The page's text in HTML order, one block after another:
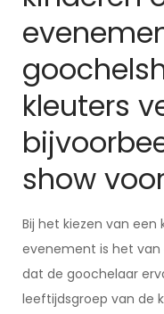
kleuters
show
Bij het kiezen van
evenement is het
dat de goochelaar
leeftijdsgroep van de